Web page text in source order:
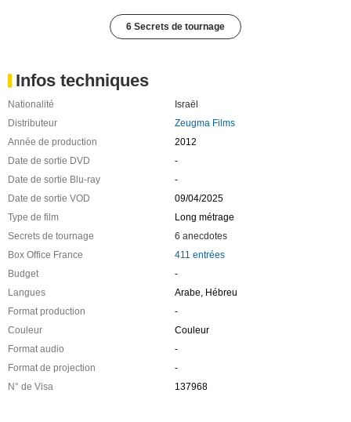
6 Secrets de tournage
Infos techniques
Nationalité
Israël
Distributeur
Zeugma Films
Année de production
2012
Date de sortie DVD
-
Date de sortie Blu-ray
-
Date de sortie VOD
09/04/2025
Type de film
Long métrage
Secrets de tournage
6 anecdotes
Box Office France
411 entrées
Budget
-
Langues
Arabe, Hébreu
Format production
-
Couleur
Couleur
Format audio
-
Format de projection
-
N° de Visa
137968